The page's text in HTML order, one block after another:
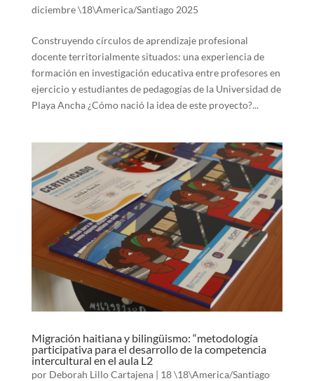
diciembre \18\America/Santiago 2025
Construyendo círculos de aprendizaje profesional
docente territorialmente situados: una experiencia de
formación en investigación educativa entre profesores en
ejercicio y estudiantes de pedagogías de la Universidad de
Playa Ancha ¿Cómo nació la idea de este proyecto?...
Migración haitiana y bilingüismo: “metodología
participativa para el desarrollo de la competencia
intercultural en el aula L2
por Deborah Lillo Cartajena| 18 \18\America/Santiago